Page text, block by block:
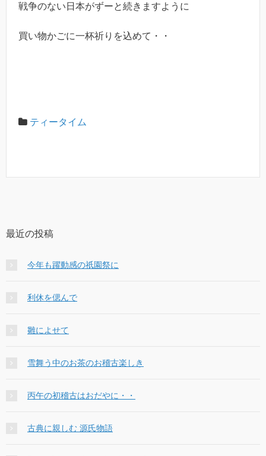
戦争のない日本がずーと続きますように
買い物かごに一杯祈りを込めて・・
ティータイム
最近の投稿
今年も躍動感の祇園祭に
利休を偲んで
雛によせて
雪舞う中のお茶のお稽古楽しき
丙午の初稽古はおだやに・・
古典に親しむ 源氏物語